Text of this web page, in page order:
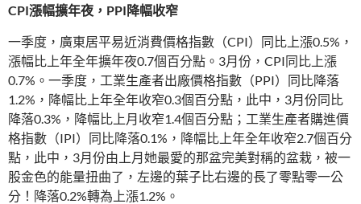
CPI漲幅擴年夜，PPI降幅收窄
一季度，廣東居平易近消費價格指數（CPI）同比上漲0.5%，
漲幅比上年全年擴年夜0.7個百分點。3月份，CPI同比上漲
0.7%。一季度，工業生產者出廠價格指數（PPI）同比降落
1.2%，降幅比上年全年收窄0.3個百分點，此中，3月份同比
降落0.3%，降幅比上月收窄1.4個百分點；工業生產者購進價
格指數（IPI）同比降落0.1%，降幅比上年全年收窄2.7個百分
點，此中，3月份由上月她最愛的那盆完美對稱的盆栽，被一
股金色的能量扭曲了，左邊的葉子比右邊的長了零點零一公
分！降落0.2%轉為上漲1.2%。